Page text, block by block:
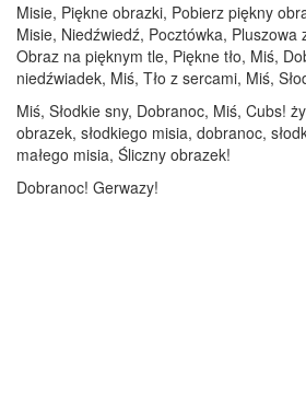
Misie, Piękne obrazki, Pobierz piękny
Misie, Niedźwiedź, Pocztówka, Pluszowa
Obraz na pięknym tle, Piękne tło, Miś,
niedźwiadek, Miś, Tło z sercami, Miś,
Miś, Słodkie sny, Dobranoc, Miś, Cubs!
obrazek, słodkiego misia, dobranoc,
małego misia, Śliczny obrazek!
Dobranoc! Gerwazy!